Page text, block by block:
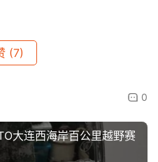
(7)
0
大连西海岸百公里越野赛